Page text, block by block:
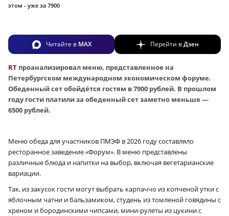
этом - уже за 7900
Читайте в MAX Перейти вДзен
RT проанализировал меню, представленное на
Петербургском международном экономическом форуме.
Обеденный сет обойдётся гостям в 7900 рублей. В прошлом
году гости платили за обеденный сет заметно меньше —
6500 рублей.
Меню обеда для участников ПМЭФ в 2026 году составляло
ресторанное заведение «Форум». В меню представлены
различные блюда и напитки на выбор, включая вегетарианские
вариации.
Так, из закусок гости могут выбрать карпаччо из копченой утки с
яблочным чатни и бальзамиком, студень из томленой говядины с
хреном и бородинскими чипсами, мини-рулеты из цукини с